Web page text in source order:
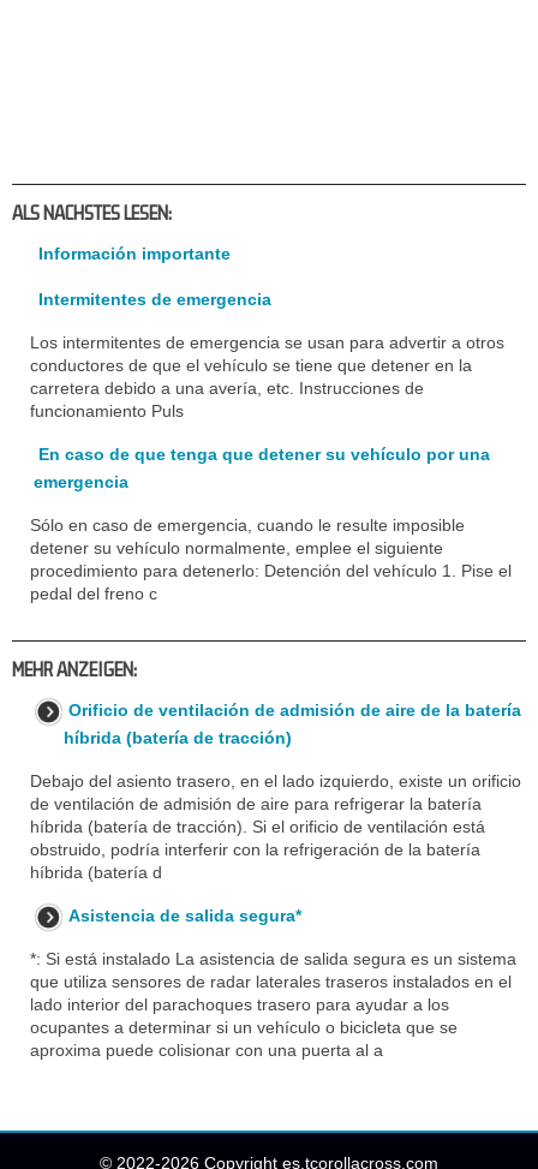
ALS NACHSTES LESEN:
Información importante
Intermitentes de emergencia
Los intermitentes de emergencia se usan para advertir a otros
conductores de que el vehículo se tiene que detener en la
carretera debido a una avería, etc. Instrucciones de
funcionamiento Puls
En caso de que tenga que detener su vehículo por una
emergencia
Sólo en caso de emergencia, cuando le resulte imposible
detener su vehículo normalmente, emplee el siguiente
procedimiento para detenerlo: Detención del vehículo 1. Pise el
pedal del freno c
MEHR ANZEIGEN:
Orificio de ventilación de admisión de aire de la batería
híbrida (batería de tracción)
Debajo del asiento trasero, en el lado izquierdo, existe un orificio
de ventilación de admisión de aire para refrigerar la batería
híbrida (batería de tracción). Si el orificio de ventilación está
obstruido, podría interferir con la refrigeración de la batería
híbrida (batería d
Asistencia de salida segura*
*: Si está instalado La asistencia de salida segura es un sistema
que utiliza sensores de radar laterales traseros instalados en el
lado interior del parachoques trasero para ayudar a los
ocupantes a determinar si un vehículo o bicicleta que se
aproxima puede colisionar con una puerta al a
© 2022-2026 Copyright es.tcorollacross.com